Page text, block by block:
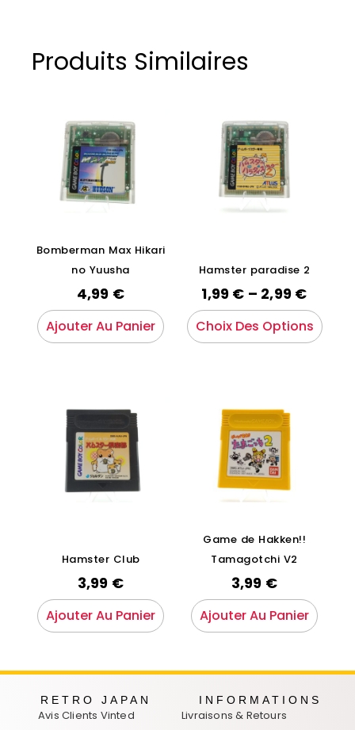
Produits Similaires
Bomberman Max Hikari
no Yuusha
4,99 €
Ajouter Au Panier
Hamster paradise 2
1,99 € – 2,99 €
Choix Des Options
Hamster Club
3,99 €
Ajouter Au Panier
Game de Hakken!!
Tamagotchi V2
3,99 €
Ajouter Au Panier
RETRO JAPAN
Avis Clients Vinted
INFORMATIONS
Livraisons & Retours